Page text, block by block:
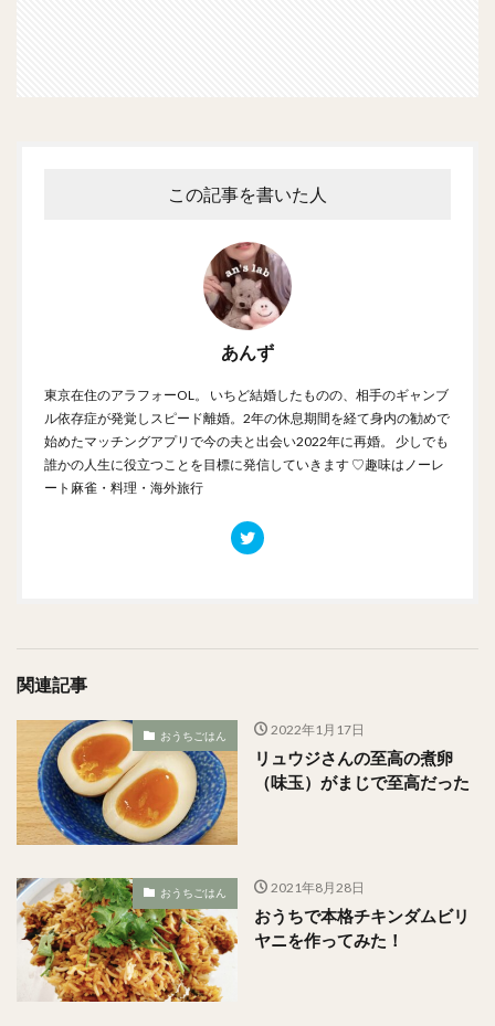
この記事を書いた人
あんず
東京在住のアラフォーOL。 いちど結婚したものの、相手のギャンブ
ル依存症が発覚しスピード離婚。2年の休息期間を経て身内の勧めで
始めたマッチングアプリで今の夫と出会い2022年に再婚。 少しでも
誰かの人生に役立つことを目標に発信していきます ♡趣味はノーレ
ート麻雀・料理・海外旅行
関連記事
おうちごはん 2022年1月17日
リュウジさんの至高の煮卵
（味玉）がまじで至高だった
おうちごはん 2021年8月28日
おうちで本格チキンダムビリ
ヤニを作ってみた！